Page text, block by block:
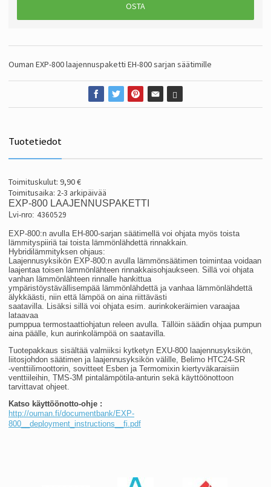
OSTA
Ouman EXP-800 laajennuspaketti EH-800 sarjan säätimille
Tuotetiedot
Toimituskulut: 9,90 €
Toimitusaika: 2-3 arkipäivää
EXP-800 LAAJENNUSPAKETTI
Lvi-nro: 4360529
EXP-800:n avulla EH-800-sarjan säätimellä voi ohjata myös toista
lämmityspiiriä tai toista lämmönlähdettä rinnakkain.
Hybridilämmityksen ohjaus:
Laajennusyksikön EXP-800:n avulla lämmönsäätimen toimintaa voidaan
laajentaa toisen lämmönlähteen rinnakkaisohjaukseen. Sillä voi ohjata
vanhan lämmönlähteen rinnalle hankittua
ympäristöystävällisempää lämmönlähdettä ja vanhaa lämmönlähdettä
älykkäästi, niin että lämpöä on aina riittävästi
saatavilla. Lisäksi sillä voi ohjata esim. aurinkokeräimien varaajaa
lataavaa
pumppua termostaattiohjatun releen avulla. Tällöin säädin ohjaa pumpun
aina päälle, kun aurinkolämpöä on saatavilla.
Tuotepakkaus sisältää valmiiksi kytketyn EXU-800 laajennusyksikön,
liitosjohdon säätimen ja laajennusyksikön välille, Belimo HTC24-SR
-venttiilimoottorin, sovitteet Esben ja Termomixin kiertyväkaraisiin
venttiileihin, TMS-3M pintalämpötila-anturin sekä käyttöönottoon
tarvittavat ohjeet.
Katso käyttöönotto-ohje :
http://ouman.fi/documentbank/EXP-
800__deployment_instructions__fi.pdf